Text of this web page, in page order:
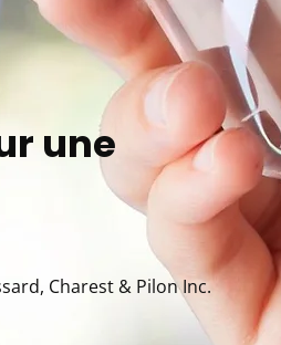
une
Charest & Pilon Inc.